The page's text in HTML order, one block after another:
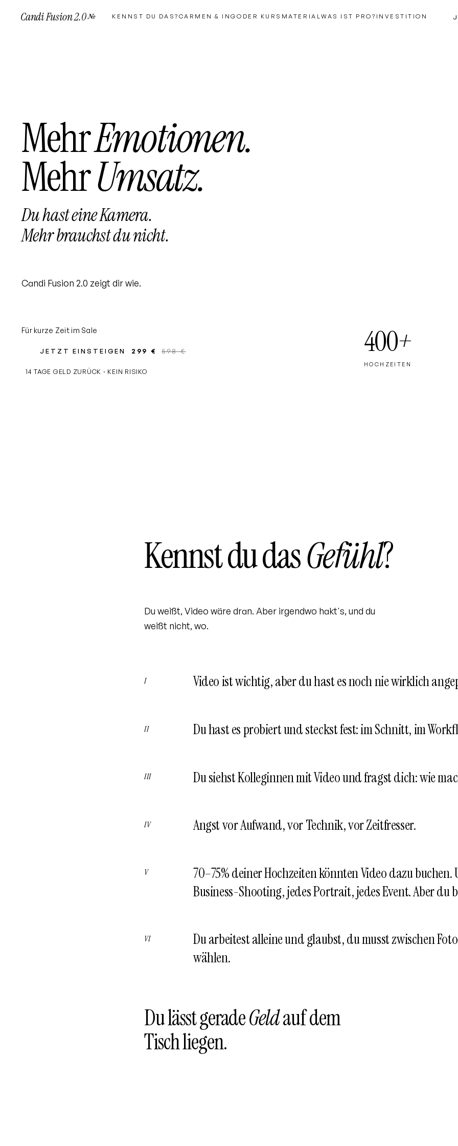
Candi Fusion 2.0 KENNST DU DAS? CARMEN & INGO DER KURS MATERIALWAS IST PRO? INVESTITION
MehrEmotionen.
MehrUmsatz.
Du hast eineKamera.
Mehr brauchst du nicht.
Candi Fusion 2.0 zeigt dir wie.
Für kurze Zeit im Sale
JETZT EINSTEIGEN 299 € 598 €
14 TAGE GELD ZURÜCK · KEIN RISIKO
400+
HOCHZEITEN
Kennst du dasGefühl?
Du weißt, Video wäre dran. Aber irgendwo hakt's, und du
weißt nicht, wo.
Video ist wichtig, aber du hast es noch nie wirklich
Du hast es probiert und steckst fest: im Schnitt, im
Du siehst Kolleginnen mit Video und fragst dich: wie
Angst vor Aufwand, vor Technik, vor Zeitfresser.
70–75% deiner Hochzeiten könnten Video dazu buchen.
Business-Shooting, jedes Portrait, jedes Event. Aber du
Du arbeitest alleine und glaubst, du musst zwischen
wählen.
Du lässt geradeGeldauf dem
Tisch liegen.